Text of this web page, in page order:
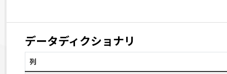
データディクショナリ
列